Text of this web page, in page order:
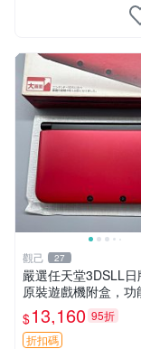
觀己 27
嚴選任天堂3DSLL
原裝遊戲機附盒，功
新成色 3DSLL 日版
原盒裝
$13,160 95折
折扣碼